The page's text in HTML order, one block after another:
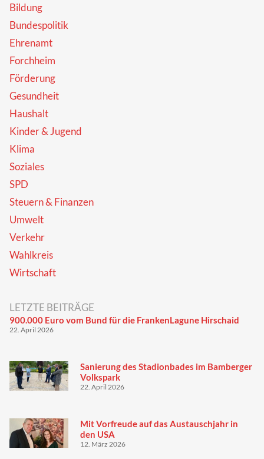
Bildung
Bundespolitik
Ehrenamt
Forchheim
Förderung
Gesundheit
Haushalt
Kinder & Jugend
Klima
Soziales
SPD
Steuern & Finanzen
Umwelt
Verkehr
Wahlkreis
Wirtschaft
LETZTE BEITRÄGE
900.000 Euro vom Bund für die FrankenLagune Hirschaid
22. April 2026
Sanierung des Stadionbades im Bamberger
Volkspark
22. April 2026
Mit Vorfreude auf das Austauschjahr in
den USA
12. März 2026